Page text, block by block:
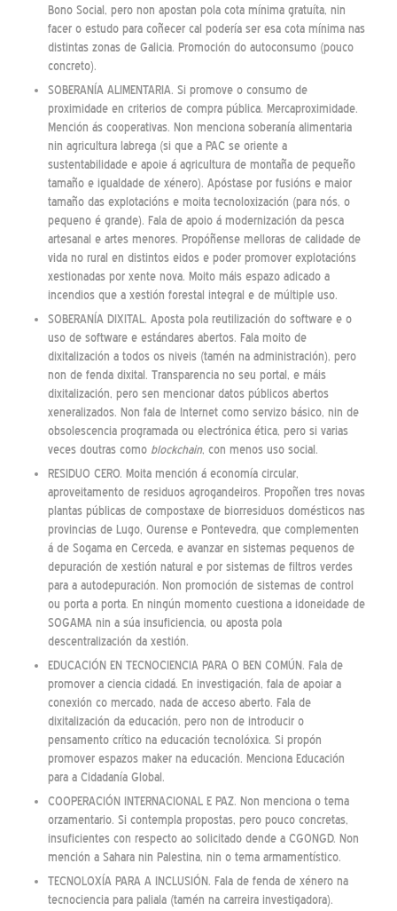
Bono Social, pero non apostan pola cota mínima gratuíta, nin
facer o estudo para coñecer cal podería ser esa cota mínima nas
distintas zonas de Galicia. Promoción do autoconsumo (pouco
concreto).
SOBERANÍA ALIMENTARIA. Si promove o consumo de
proximidade en criterios de compra pública. Mercaproximidade.
Mención ás cooperativas. Non menciona soberanía alimentaria
nin agricultura labrega (si que a PAC se oriente a
sustentabilidade e apoie á agricultura de montaña de pequeño
tamaño e igualdade de xénero). Apóstase por fusións e maior
tamaño das explotacións e moita tecnoloxización (para nós, o
pequeno é grande). Fala de apoio á modernización da pesca
artesanal e artes menores. Propóñense melloras de calidade de
vida no rural en distintos eidos e poder promover explotacións
xestionadas por xente nova. Moito máis espazo adicado a
incendios que a xestión forestal integral e de múltiple uso.
SOBERANÍA DIXITAL. Aposta pola reutilización do software e o
uso de software e estándares abertos. Fala moito de
dixitalización a todos os niveis (tamén na administración), pero
non de fenda dixital. Transparencia no seu portal, e máis
dixitalización, pero sen mencionar datos públicos abertos
xeneralizados. Non fala de Internet como servizo básico, nin de
obsolescencia programada ou electrónica ética, pero si varias
veces doutras como blockchain, con menos uso social.
RESIDUO CERO. Moita mención á economía circular,
aproveitamento de residuos agrogandeiros. Propoñen tres novas
plantas públicas de compostaxe de biorresiduos domésticos nas
provincias de Lugo, Ourense e Pontevedra, que complementen
á de Sogama en Cerceda, e avanzar en sistemas pequenos de
depuración de xestión natural e por sistemas de filtros verdes
para a autodepuración. Non promoción de sistemas de control
ou porta a porta. En ningún momento cuestiona a idoneidade de
SOGAMA nin a súa insuficiencia, ou aposta pola
descentralización da xestión.
EDUCACIÓN EN TECNOCIENCIA PARA O BEN COMÚN. Fala de
promover a ciencia cidadá. En investigación, fala de apoiar a
conexión co mercado, nada de acceso aberto. Fala de
dixitalización da educación, pero non de introducir o
pensamento crítico na educación tecnolóxica. Si propón
promover espazos maker na educación. Menciona Educación
para a Cidadanía Global.
COOPERACIÓN INTERNACIONAL E PAZ. Non menciona o tema
orzamentario. Si contempla propostas, pero pouco concretas,
insuficientes con respecto ao solicitado dende a CGONGD. Non
mención a Sahara nin Palestina, nin o tema armamentístico.
TECNOLOXÍA PARA A INCLUSIÓN. Fala de fenda de xénero na
tecnociencia para paliala (tamén na carreira investigadora).